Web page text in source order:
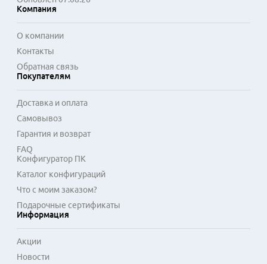
расширяют функциональность.
Выбор ноутбука с этой графической системой актуален для
без компромиссов. Сочетание производительного
графического ядра с процессорами последних поколений
создает надежный фундамент для многозадачности.
искусственного интеллекта и потокового кодирования
видео добавляет преимуществ в профессиональных
сценариях использования. Актуальные модели часто
и быстрыми накопителями.
Компания
О компании
Контакты
Обратная связь
Покупателям
Доставка и оплата
Самовывоз
Гарантия и возврат
FAQ
Конфигуратор ПК
Каталог конфигураций
Что с моим заказом?
Подарочные сертификаты
Информация
Акции
Новости